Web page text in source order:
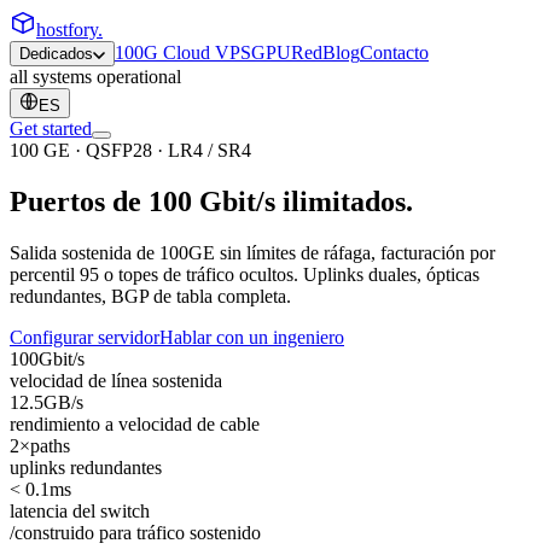
hostfory.
Dedicados 100G Cloud VPSGPURedBlogContacto
all systems operational
ES
Get started
100 GE · QSFP28 · LR4 / SR4
Puertos de 100 Gbit/s ilimitados.
Salida sostenida de 100GE sin límites de ráfaga, facturación por
percentil 95 o topes de tráfico ocultos. Uplinks duales, ópticas
redundantes, BGP de tabla completa.
Configurar servidorHablar con un ingeniero
100Gbit/s
velocidad de línea sostenida
12.5GB/s
rendimiento a velocidad de cable
2×paths
uplinks redundantes
< 0.1ms
latencia del switch
/construido para tráfico sostenido